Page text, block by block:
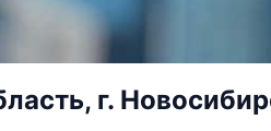
г.